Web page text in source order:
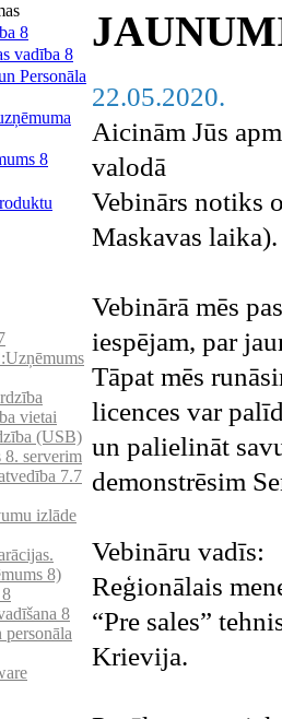
8
vadība 8
Personāla
8
vietai
(USB)
8. serverim
7.7
izlāde
8)
8
22.05.2020.
Aicinām Jūs
valodā
Vebinārs notiks
Maskavas laika).
Vebinārā mēs
iespējam, par
Tāpat mēs
licences var
un palielināt
demonstrēsim
Vebināru vadīs:
Reģionālais
“Pre sales”
Krievija.